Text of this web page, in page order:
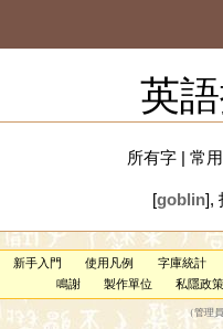
英
所有字| 常
[goblin],
新手入門 使用凡例 字庫統計
鳴謝
製作單位 私隱政策
（管理員